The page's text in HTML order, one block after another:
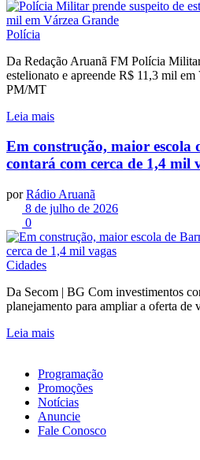
Polícia
Da Redação Aruanã FM Polícia
estelionato e apreende R$ 11,3 mil
PM/MT
Leia mais
Em construção, maior escola
contará com cerca de 1,4 mil
por Rádio Aruanã
8 de julho de 2026
0
Cidades
Da Secom | BG Com investimentos
planejamento para ampliar a oferta de
Leia mais
Programação
Promoções
Notícias
Anuncie
Fale Conosco